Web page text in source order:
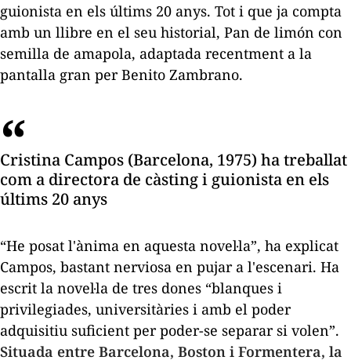
guionista en els últims 20 anys. Tot i que ja compta
amb un llibre en el seu historial, Pan de limón con
semilla de amapola, adaptada recentment a la
pantalla gran per Benito Zambrano.
Cristina Campos (Barcelona, 1975) ha treballat
com a directora de càsting i guionista en els
últims 20 anys
“He posat l'ànima en aquesta novel·la”, ha explicat
Campos, bastant nerviosa en pujar a l'escenari. Ha
escrit la novel·la de tres dones “blanques i
privilegiades, universitàries i amb el poder
adquisitiu suficient per poder-se separar si volen”.
Situada entre Barcelona, Boston i Formentera, la